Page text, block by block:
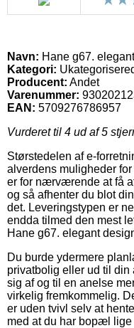
Navn: Hane g67.
Kategori:
Producent: Andet
Varenummer:
EAN: 5709276786957
Vurderet til 4 ud af 5
Størstedelen af e-
alverdens muligheder
er for nærværende at få
og så afhenter du blot
det. Leveringstypen er
endda tilmed den mest
Hane g67. elegant
Du burde ydermere
privatbolig eller ud til
sig af og til en anelse
virkelig fremkommelig.
er uden tvivl selv at
med at du har bopæl